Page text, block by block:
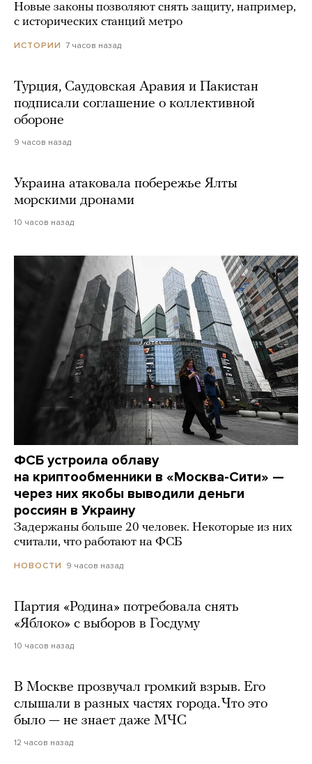
Новые законы позволяют снять защиту, например,
с исторических станций метро
ИСТОРИИ 7 часов назад
Турция, Саудовская Аравия и Пакистан
подписали соглашение о коллективной
обороне
9 часов назад
Украина атаковала побережье Ялты
морскими дронами
10 часов назад
ФСБ устроила облаву
на криптообменники в «Москва-Сити» —
через них якобы выводили деньги
россиян в Украину
Задержаны больше 20 человек. Некоторые из них
считали, что работают на ФСБ
НОВОСТИ 9 часов назад
Партия «Родина» потребовала снять
«Яблоко» с выборов в Госдуму
10 часов назад
В Москве прозвучал громкий взрыв. Его
слышали в разных частях города. Что это
было — не знает даже МЧС
12 часов назад